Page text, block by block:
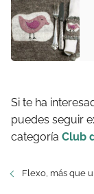
Si te ha
puedes seguir
categoría Club
Flexo, más que